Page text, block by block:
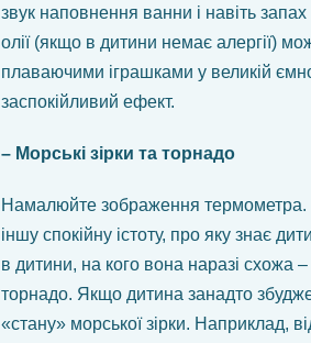
звук наповнення ванни і навіть
олії (якщо в дитини немає алергії)
плаваючими іграшками у великій
заспокійливий ефект.
– Морські зірки та торнадо
Намалюйте зображення термометра.
іншу спокійну істоту, про яку знає
в дитини, на кого вона наразі схожа
торнадо. Якщо дитина занадто
«стану» морської зірки. Наприклад,